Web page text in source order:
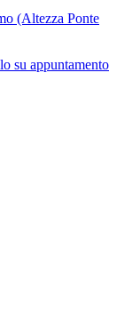
(Altezza Ponte
su appuntamento